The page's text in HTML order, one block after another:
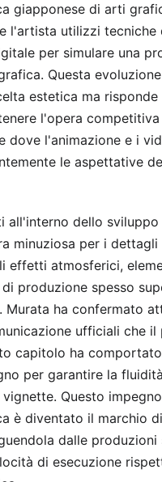
giapponese di arti
l'artista utilizzi tecniche
per simulare una
Questa
estetica ma risponde
l'opera
dove l'animazione e i
le aspettative
all'interno dello
minuziosa per i dettagli
effetti atmosferici,
produzione spesso
Murata ha confermato
ufficiali che il
capitolo ha
per garantire la
Questo
è diventato il marchio
dalle produzioni
di esecuzione